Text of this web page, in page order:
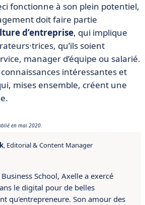
fonctionne à son plein potentiel,
doit faire partie
d’entreprise, qui implique
qu’ils soient
manager d’équipe ou salarié.
intéressantes et
mises ensemble, créent une
en mai 2020.
, Editorial & Content Manager
School, Axelle a exercé
le digital pour de belles
qu'entrepreneure. Son amour des